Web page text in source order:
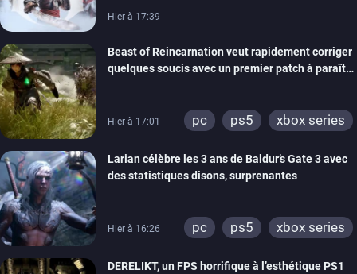
Hier à 17:39
Beast of Reincarnation veut rapidement corriger
quelques soucis avec un premier patch à paraître
Hier à 17:01 pc ps5 xbox series
Larian célèbre les 3 ans de Baldur’s Gate 3 avec
des statistiques disons, surprenantes
Hier à 16:26 pc ps5 xbox series
DERELIKT, un FPS horrifique à l’esthétique PS1